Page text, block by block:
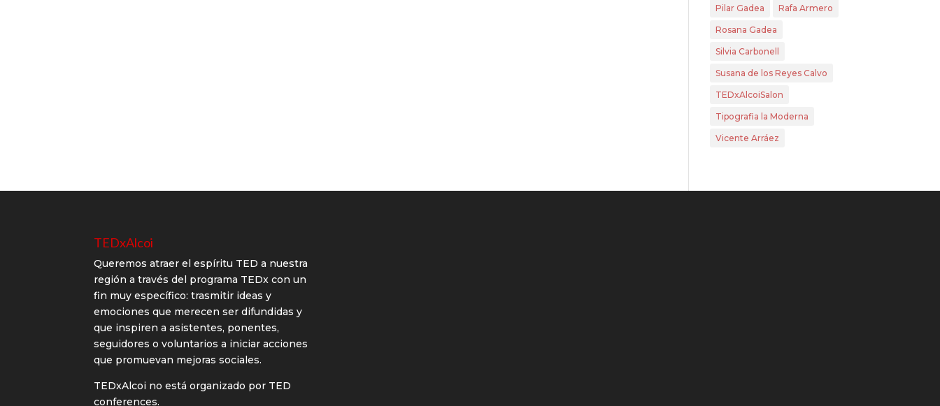
Pilar Gadea Rafa Armero
Rosana Gadea
Silvia Carbonell
Susana de los Reyes Calvo
TEDxAlcoiSalon
Tipografia la Moderna
Vicente Arráez
TEDxAlcoi
Queremos atraer el espíritu TED a nuestra
región a través del programa TEDx con un
fin muy específico: trasmitir ideas y
emociones que merecen ser difundidas y
que inspiren a asistentes, ponentes,
seguidores o voluntarios a iniciar acciones
que promuevan mejoras sociales.
TEDxAlcoi no está organizado por TED
conferences.